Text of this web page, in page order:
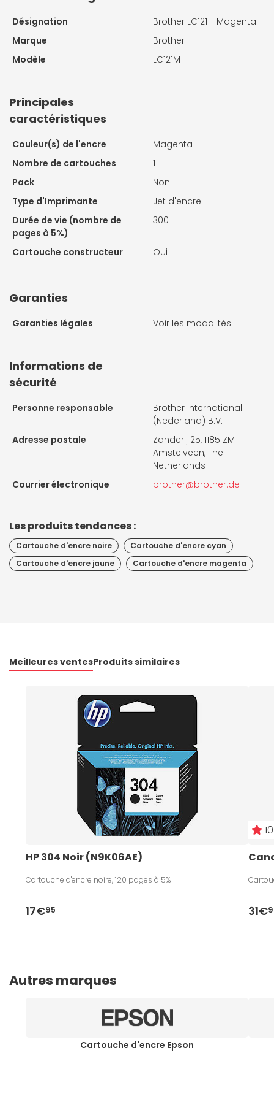
Désignation
Brother LC121 - Magenta
Marque
Brother
Modèle
LC121M
Principales
caractéristiques
Couleur(s) de l'encre
Magenta
Nombre de cartouches
1
Pack
Non
Type d'Imprimante
Jet d'encre
Durée de vie (nombre de
pages à 5%)
300
Cartouche constructeur Oui
Garanties
Garanties légales Voir les modalités
Informations de
sécurité
Personne responsable
Brother International
(Nederland) B.V.
Adresse postale
Zanderij 25, 1185 ZM
Amstelveen, The
Netherlands
Courrier électronique
brother@brother.de
Les produits tendances :
Cartouche d'encre noire
Cartouche d'encre cyan
Cartouche d'encre jaune
Cartouche d'encre magenta
Meilleures ventesProduits similaires
HP 304 Noir (N9K06AE)
Cartouche d'encre noire, 120 pages à 5%
17€95 31€
Autres marques
Cartouche d'encre Epson